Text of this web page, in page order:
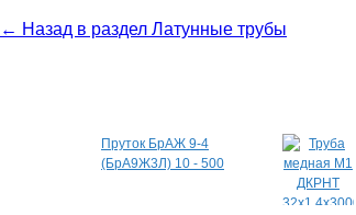
← Назад в раздел Латунные трубы
Пруток БрАЖ 9-4
(БрА9Ж3Л) 10 - 500